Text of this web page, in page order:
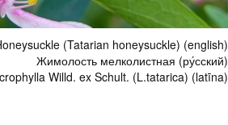
(Tatarian honeysuckle) (english)
Жимолость мелколистная (ру́сский)
Willd. ex Schult. (L.tatarica) (latīna)